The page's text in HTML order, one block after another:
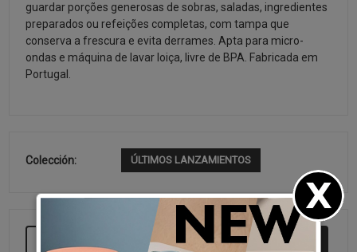
guardar porções generosas de sobras, saladas, ingredientes
preparados ou refeições completas, com tampa que
conserva a frescura e evita derrames. Apta para micro-
ondas e máquina de lavar loiça, livre de BPA. Fabricada em
Portugal.
Colección: ÚLTIMOS LANZAMIENTOS
SEGUIR COMPRANDO